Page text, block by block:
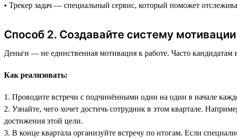
• Трекер задач — специальный сервис, который поможет
Способ 2. Создавайте систему мотивации
Деньги — не единственная мотивация к работе. Часто кандидатам
Как реализовать:
1. Проводите встречи с подчинёнными один на один в начале
2. Узнайте, чего хочет достичь сотрудник в этом квартале.
достижения этой цели.
3. В конце квартала организуйте встречу по итогам. Если